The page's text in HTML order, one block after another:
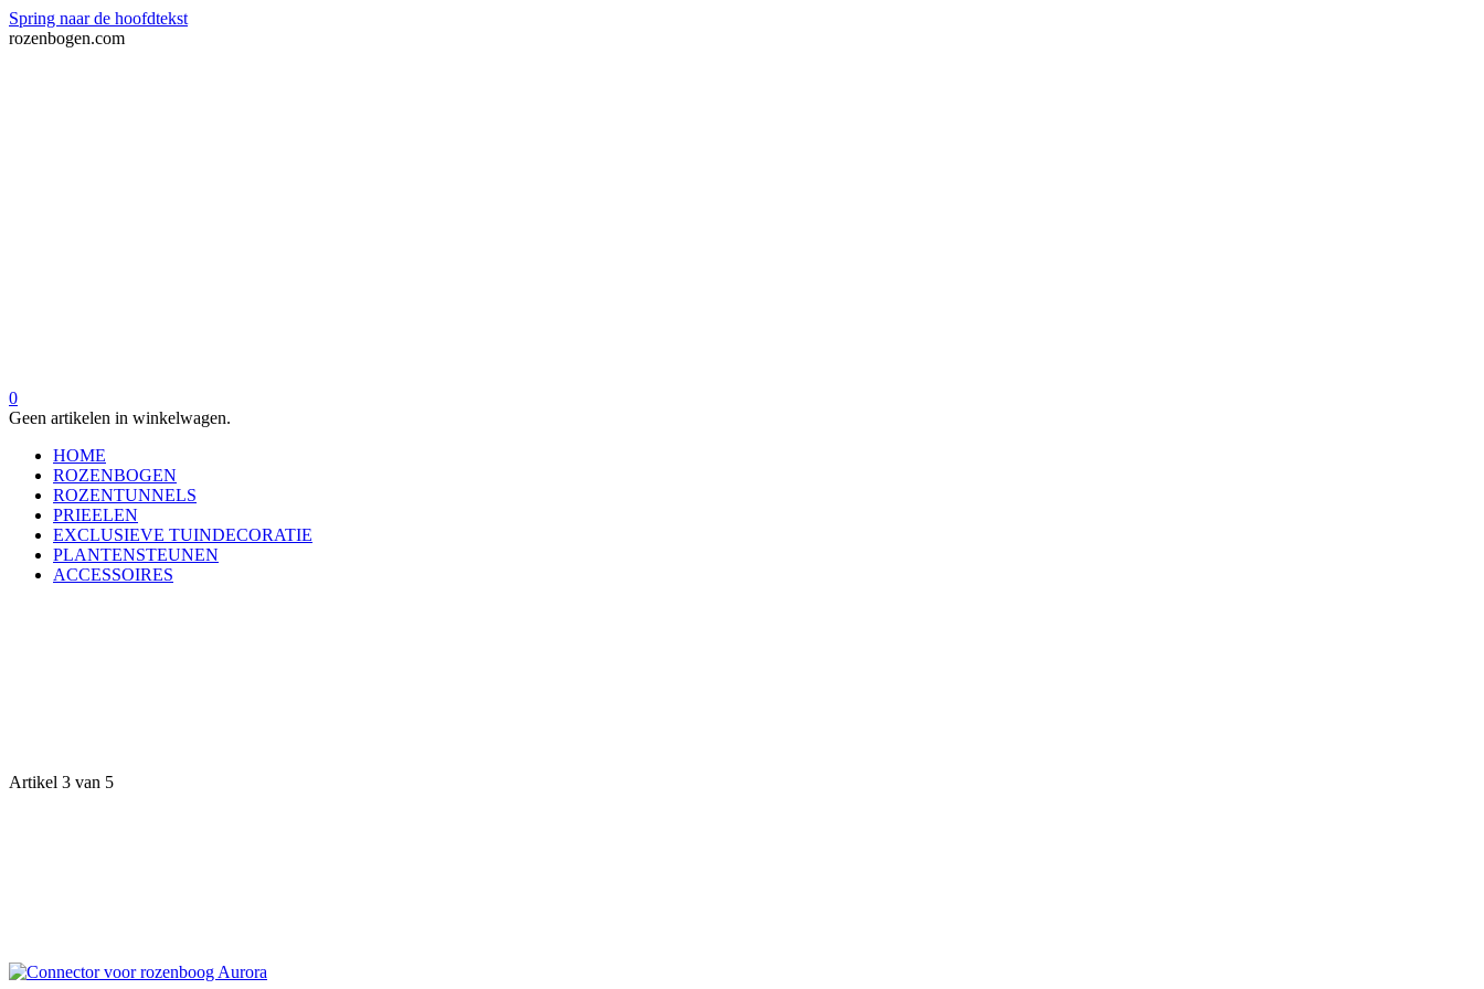
Spring naar de hoofdtekst
rozenbogen.com
0
Geen artikelen in winkelwagen.
HOME
ROZENBOGEN
ROZENTUNNELS
PRIEELEN
EXCLUSIEVE TUINDECORATIE
PLANTENSTEUNEN
ACCESSOIRES
Artikel 3 van 5